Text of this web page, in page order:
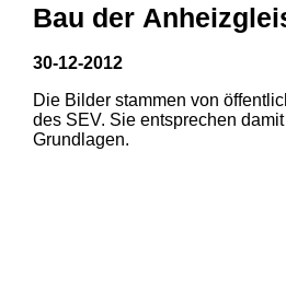
1 2
3
Bau der
30-12-2012
Die Bilder stammen von
des SEV. Sie entsprechen
Grundlagen.